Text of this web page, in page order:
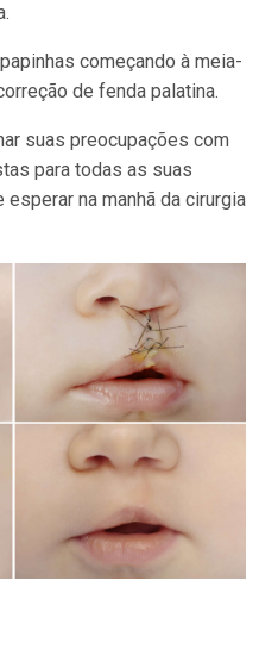
começando à meia-
de fenda palatina.
suas preocupações com
para todas as suas
na manhã da cirurgia